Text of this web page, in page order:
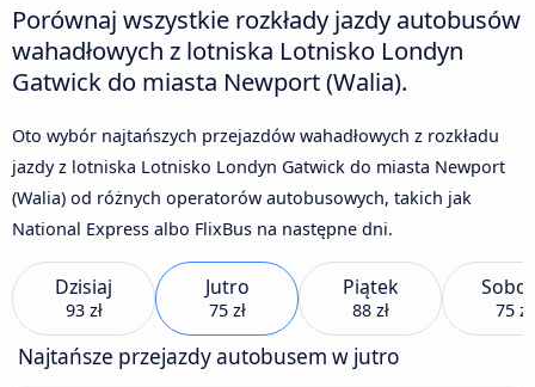
Porównaj wszystkie rozkłady jazdy autobusów
wahadłowych z lotniska Lotnisko Londyn
Gatwick do miasta Newport (Walia).
Oto wybór najtańszych przejazdów wahadłowych z rozkładu
jazdy z lotniska Lotnisko Londyn Gatwick do miasta Newport
(Walia) od różnych operatorów autobusowych, takich jak
National Express albo FlixBus na następne dni.
Dzisiaj
93 zł
Jutro
75 zł
Piątek
88 zł 75 zł
Najtańsze przejazdy autobusem w jutro